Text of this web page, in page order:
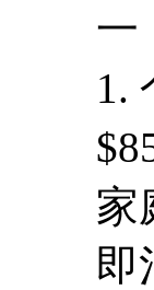
1.
家
即